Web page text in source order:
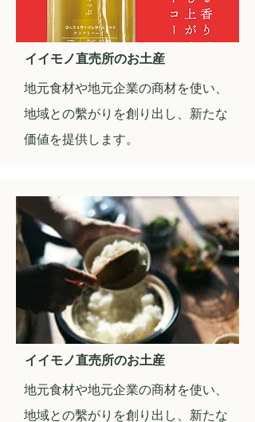
イイモノ直売所のお土産
​地元食材や地元企業の商材を使い、
地域との繫がりを創り出し、新たな
価値を提供します。
イイモノ直売所のお土産
​地元食材や地元企業の商材を使い、
地域との繫がりを創り出し、新たな